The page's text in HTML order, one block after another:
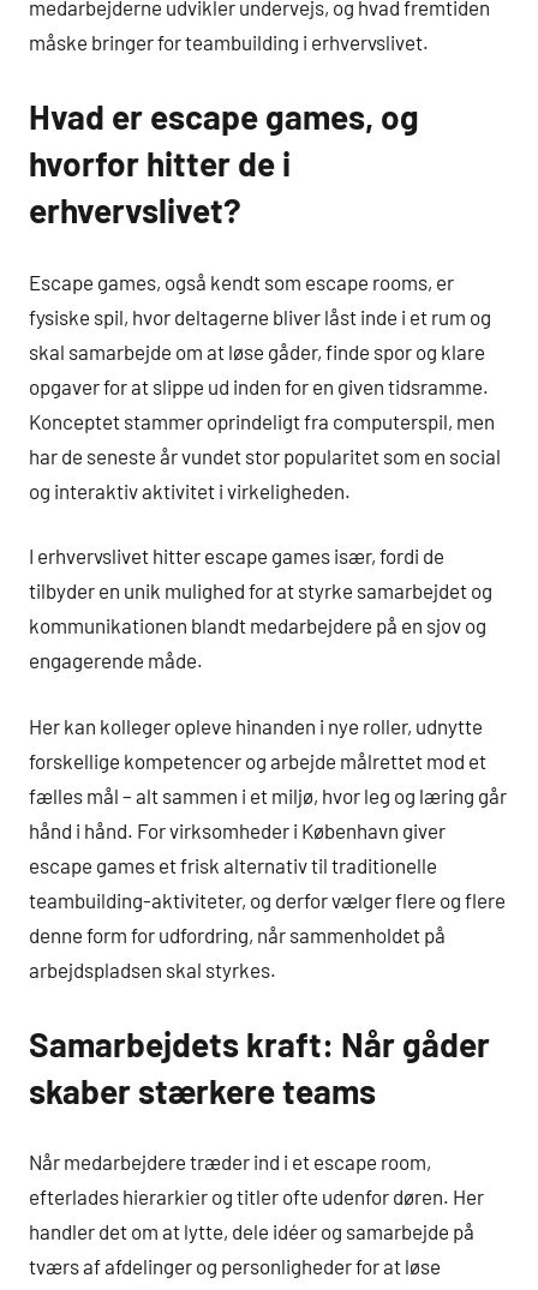
medarbejderne udvikler undervejs, og hvad fremtiden
måske bringer for teambuilding i erhvervslivet.
Hvad er escape games, og
hvorfor hitter de i
erhvervslivet?
Escape games, også kendt som escape rooms, er
fysiske spil, hvor deltagerne bliver låst inde i et rum og
skal samarbejde om at løse gåder, finde spor og klare
opgaver for at slippe ud inden for en given tidsramme.
Konceptet stammer oprindeligt fra computerspil, men
har de seneste år vundet stor popularitet som en social
og interaktiv aktivitet i virkeligheden.
I erhvervslivet hitter escape games især, fordi de
tilbyder en unik mulighed for at styrke samarbejdet og
kommunikationen blandt medarbejdere på en sjov og
engagerende måde.
Her kan kolleger opleve hinanden i nye roller, udnytte
forskellige kompetencer og arbejde målrettet mod et
fælles mål – alt sammen i et miljø, hvor leg og læring går
hånd i hånd. For virksomheder i København giver
escape games et frisk alternativ til traditionelle
teambuilding-aktiviteter, og derfor vælger flere og flere
denne form for udfordring, når sammenholdet på
arbejdspladsen skal styrkes.
Samarbejdets kraft: Når gåder
skaber stærkere teams
Når medarbejdere træder ind i et escape room,
efterlades hierarkier og titler ofte udenfor døren. Her
handler det om at lytte, dele idéer og samarbejde på
tværs af afdelinger og personligheder for at løse